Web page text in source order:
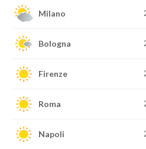
Milano
Bologna
Firenze
Roma
Napoli